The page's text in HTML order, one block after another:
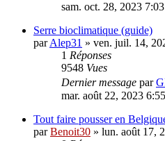
sam. oct. 28, 2023
Serre bioclimatique (guide)
parAlep31 » ven. juil. 14,
1 Réponses
9548 Vues
Dernier message par
mar. août 22, 2023
Tout faire pousser en
parBenoit30 » lun. août 17,